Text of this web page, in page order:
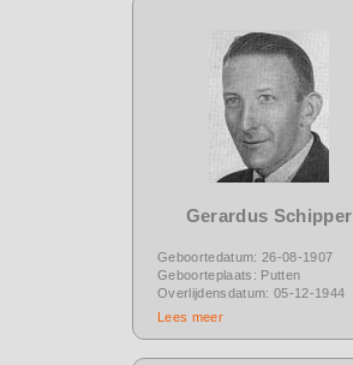
Gerardus Schipper
Geboortedatum: 26-08-1907
Geboorteplaats: Putten
Overlijdensdatum: 05-12-1944
Lees meer